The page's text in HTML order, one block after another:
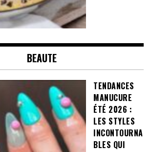
BEAUTE
TENDANCES
MANUCURE
ÉTÉ 2026 :
LES STYLES
INCONTOURNA
BLES QUI